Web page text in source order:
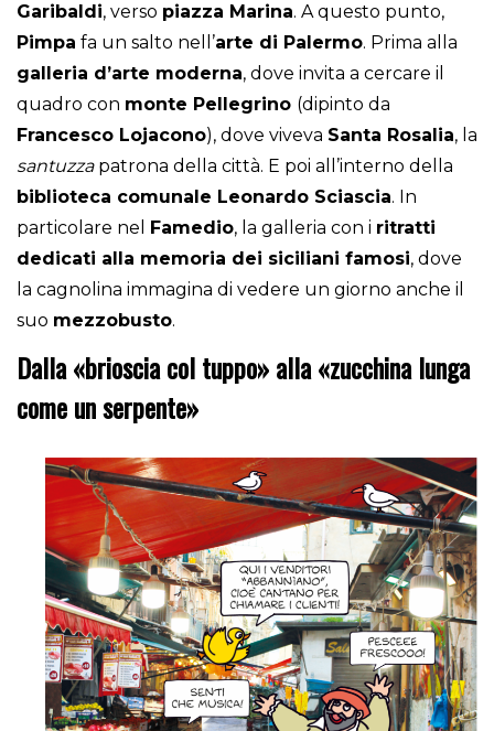
Garibaldi, verso piazza Marina. A questo punto,
Pimpa fa un salto nell’arte di Palermo. Prima alla
galleria d’arte moderna, dove invita a cercare il
quadro con monte Pellegrino (dipinto da
Francesco Lojacono), dove viveva Santa Rosalia, la
santuzzapatrona della città. E poi all’interno della
biblioteca comunale Leonardo Sciascia. In
particolare nel
Famedio, la galleria con i ritratti
dedicati alla memoria dei siciliani famosi, dove
la cagnolina immagina di vedere un giorno anche il
suo mezzobusto.
Dalla «brioscia col tuppo» alla «zucchina lunga
come un serpente»